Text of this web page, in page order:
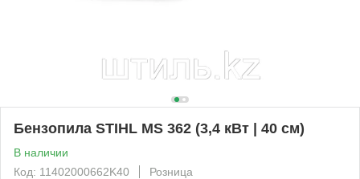
Бензопила STIHL MS 362 (3,4 кВт | 40 см)
В наличии
Код: 11402000662K40
Розница